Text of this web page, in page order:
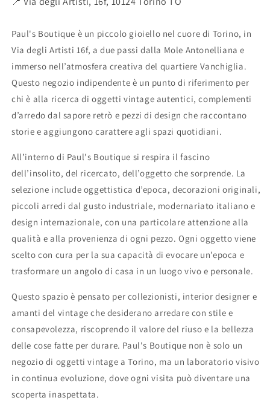
Paul's Boutique è un piccolo gioiello nel cuore di Torino, in
Via degli Artisti 16f, a due passi dalla Mole Antonelliana e
immerso nell’atmosfera creativa del quartiere Vanchiglia.
Questo negozio indipendente è un punto di riferimento per
chi è alla ricerca di oggetti vintage autentici, complementi
d’arredo dal sapore retrò e pezzi di design che raccontano
storie e aggiungono carattere agli spazi quotidiani.
All’interno di Paul's Boutique si respira il fascino
dell’insolito, del ricercato, dell’oggetto che sorprende. La
selezione include oggettistica d’epoca, decorazioni originali,
piccoli arredi dal gusto industriale, modernariato italiano e
design internazionale, con una particolare attenzione alla
qualità e alla provenienza di ogni pezzo. Ogni oggetto viene
scelto con cura per la sua capacità di evocare un’epoca e
trasformare un angolo di casa in un luogo vivo e personale.
Questo spazio è pensato per collezionisti, interior designer e
amanti del vintage che desiderano arredare con stile e
consapevolezza, riscoprendo il valore del riuso e la bellezza
delle cose fatte per durare. Paul's Boutique non è solo un
negozio di oggetti vintage a Torino, ma un laboratorio visivo
in continua evoluzione, dove ogni visita può diventare una
scoperta inaspettata.